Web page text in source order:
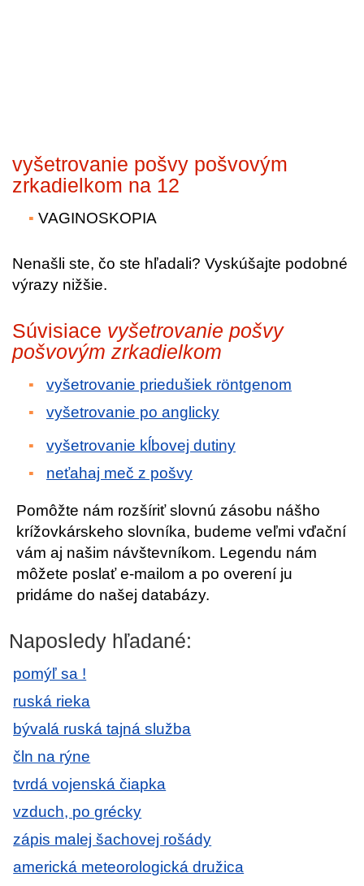
vyšetrovanie pošvy pošvovým
zrkadielkom na 12
VAGINOSKOPIA
Nenašli ste, čo ste hľadali? Vyskúšajte podobné
výrazy nižšie.
Súvisiace vyšetrovanie pošvy
pošvovým zrkadielkom
vyšetrovanie priedušiek röntgenom
vyšetrovanie po anglicky
vyšetrovanie kĺbovej dutiny
neťahaj meč z pošvy
Pomôžte nám rozšíriť slovnú zásobu nášho
krížovkárskeho slovníka, budeme veľmi vďační
vám aj našim návštevníkom. Legendu nám
môžete poslať e-mailom a po overení ju
pridáme do našej databázy.
Naposledy hľadané:
pomýľ sa !
ruská rieka
bývalá ruská tajná služba
čln na rýne
tvrdá vojenská čiapka
vzduch, po grécky
zápis malej šachovej rošády
americká meteorologická družica